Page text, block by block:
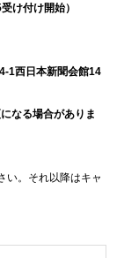
け付け開始）
1西日本新聞会館14
なる場合がありま
い。それ以降はキャ